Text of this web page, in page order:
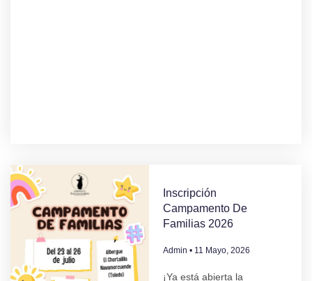
Inscripción
Campamento De
Familias 2026
Admin 11 Mayo, 2026
¡Ya está abierta la